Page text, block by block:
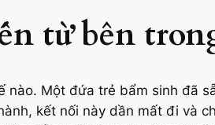
từ bên
Một đứa trẻ bẩm sinh đã
kết nối này dần mất đi và